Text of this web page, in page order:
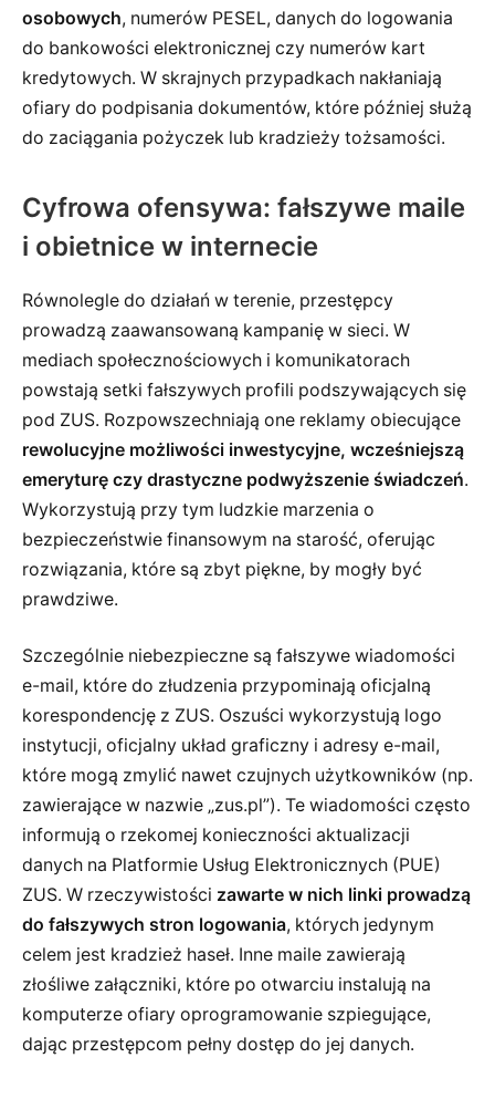
osobowych, numerów PESEL, danych do logowania
do bankowości elektronicznej czy numerów kart
kredytowych. W skrajnych przypadkach nakłaniają
ofiary do podpisania dokumentów, które później służą
do zaciągania pożyczek lub kradzieży tożsamości.
Cyfrowa ofensywa: fałszywe maile
i obietnice w internecie
Równolegle do działań w terenie, przestępcy
prowadzą zaawansowaną kampanię w sieci. W
mediach społecznościowych i komunikatorach
powstają setki fałszywych profili podszywających się
pod ZUS. Rozpowszechniają one reklamy obiecujące
rewolucyjne możliwości inwestycyjne, wcześniejszą
emeryturę czy drastyczne podwyższenie świadczeń.
Wykorzystują przy tym ludzkie marzenia o
bezpieczeństwie finansowym na starość, oferując
rozwiązania, które są zbyt piękne, by mogły być
prawdziwe.
Szczególnie niebezpieczne są fałszywe wiadomości
e-mail, które do złudzenia przypominają oficjalną
korespondencję z ZUS. Oszuści wykorzystują logo
instytucji, oficjalny układ graficzny i adresy e-mail,
które mogą zmylić nawet czujnych użytkowników (np.
zawierające w nazwie „zus.pl”). Te wiadomości często
informują o rzekomej konieczności aktualizacji
danych na Platformie Usług Elektronicznych (PUE)
ZUS. W rzeczywistości zawarte w nich linki prowadzą
do fałszywych stron logowania, których jedynym
celem jest kradzież haseł. Inne maile zawierają
złośliwe załączniki, które po otwarciu instalują na
komputerze ofiary oprogramowanie szpiegujące,
dając przestępcom pełny dostęp do jej danych.